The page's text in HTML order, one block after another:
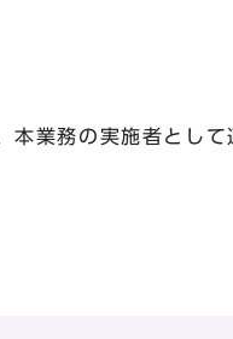
業務の実施者として